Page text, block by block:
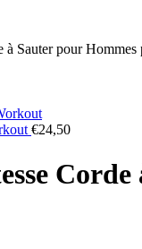
à Sauter pour
€24,50